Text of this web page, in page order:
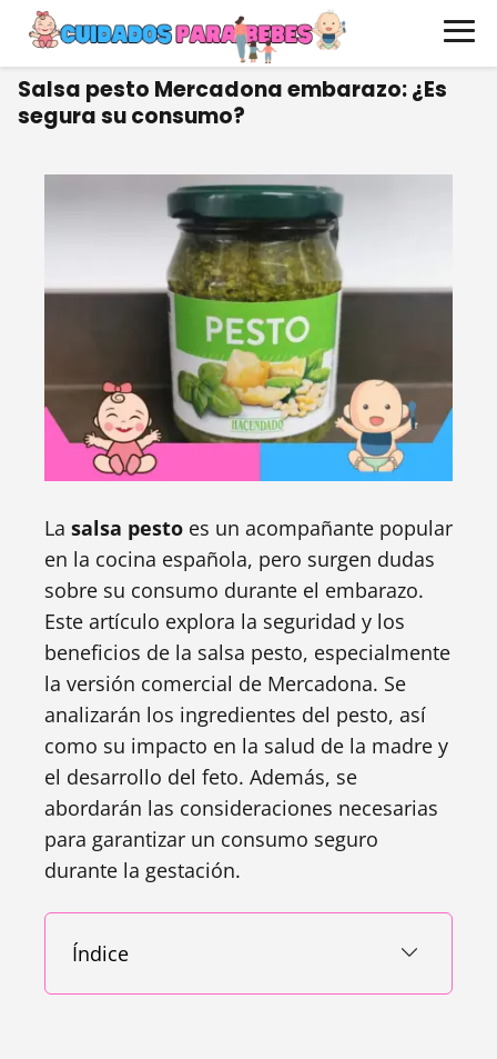
Salsa pesto Mercadona embarazo: ¿Es
segura su consumo?
La salsa pesto es un acompañante popular
en la cocina española, pero surgen dudas
sobre su consumo durante el embarazo.
Este artículo explora la seguridad y los
beneficios de la salsa pesto, especialmente
la versión comercial de Mercadona. Se
analizarán los ingredientes del pesto, así
como su impacto en la salud de la madre y
el desarrollo del feto. Además, se
abordarán las consideraciones necesarias
para garantizar un consumo seguro
durante la gestación.
Índice